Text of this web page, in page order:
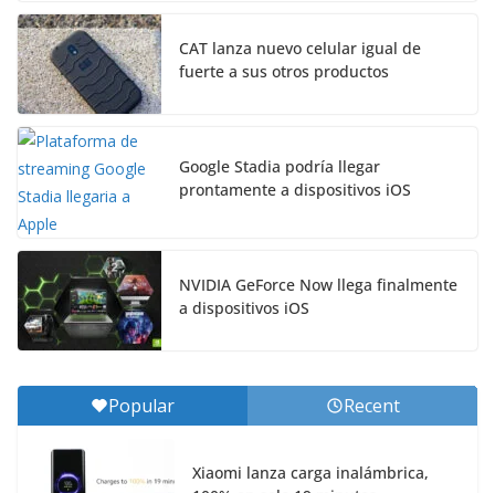
CAT lanza nuevo celular igual de
fuerte a sus otros productos
Google Stadia podría llegar
prontamente a dispositivos iOS
NVIDIA GeForce Now llega finalmente
a dispositivos iOS
Popular Recent
Xiaomi lanza carga inalámbrica,